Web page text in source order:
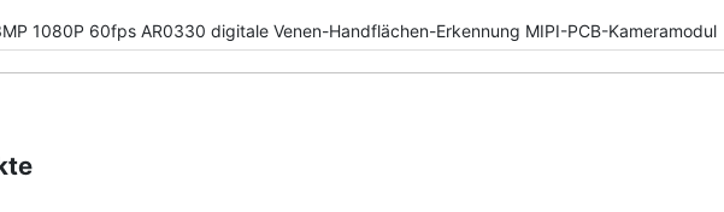
1080P 60fps AR0330 digitale Venen-Handflächen-Erkennung MIPI-PCB-Kameramodul